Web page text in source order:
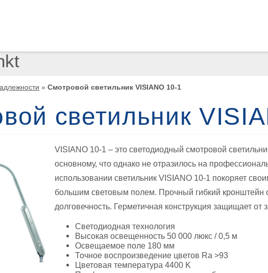
Löwenstein Medical France
Löwenstein Medical Switzerland
Löwenstein Medical Türkiye
Löwenstein Medical UK
»Смотровой светильник VISIANO 10-1
светильник
VISIANO 10-1 – это светодиодный смотровой
основному, что однако не отразилось на
использовании светильник VISIANO 10-1 покоряет
большим световым полем. Прочный гибкий кронштейн
долговечность. Герметичная конструкция защищает от
Светодиодная технология
Высокая освещенность 50 000 люкс / 0,5 м
Освещаемое поле 180 мм
Точное воспроизведение цветов Ra >93
Цветовая температура 4400 K